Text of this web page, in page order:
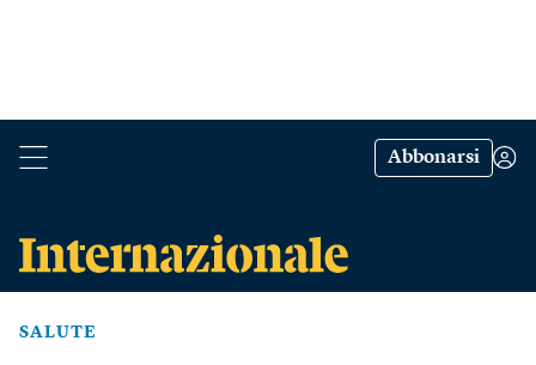
Abbonarsi
SALUTE